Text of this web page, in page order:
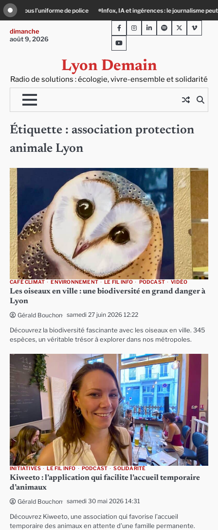
Skip
to
content
police Infox, IA et ingérences : le journalisme peut-il encore lutter ?
dimanche
août 9, 2026
Lyon Demain
Radio de solutions : écologie, vivre-ensemble et solidarité
FacebookInstagram
LinkedInSpotifyTwitterViméo
Youtube
Étiquette : association protection
animale Lyon
CAFÉ CLIMAT ENVIRONNEMENT LE FIL INFO PODCAST VIDÉO
Les oiseaux en ville : une biodiversité en grand danger à
Lyon
Gérald Bouchon samedi 27 juin 2026 12:22
Découvrez la biodiversité fascinante avec les oiseaux en ville. 345
espèces, un véritable trésor à explorer dans nos métropoles.
INITIATIVES LE FIL INFO PODCAST SOLIDARITÉ
Kiweeto : l’application qui facilite l’accueil temporaire
d’animaux
Gérald Bouchon samedi 30 mai 2026 14:31
Découvrez Kiweeto, une association qui favorise l’accueil
temporaire des animaux en attente d’une famille permanente.